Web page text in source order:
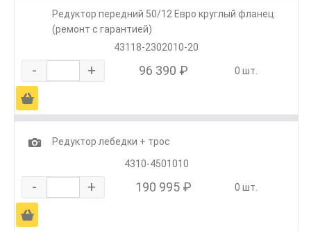
Редуктор передний 50/12 Евро круглый фланец
(ремонт с гарантией)
43118-2302010-20
- + 96 390 ₽ 0 шт.
Ä
1
Редуктор лебедки + трос
4310-4501010
- + 190 995 ₽ 0 шт.
Ä